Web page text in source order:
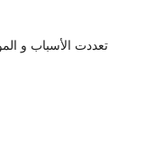
تعددت الأسباب و